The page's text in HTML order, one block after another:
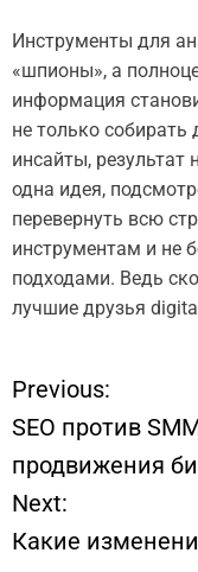
Инструменты для
«шпионы», а
информация
не только
инсайты, результат
одна идея,
перевернуть всю
инструментам и не
подходами. Ведь
лучшие друзья
Н
а
в
Previous:
SEO против
продвижения
Next:
Какие